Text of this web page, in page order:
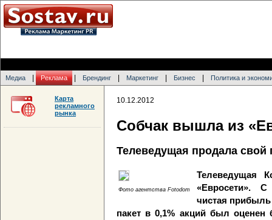
Медиа Реклама Брендинг Маркетинг Бизнес Политика и
10.12.2012
Собчак вышла из
Телеведущая продала свой
Фото агентства Fotodom
Телеведущая
«Евросети». С
чистая
пакет в 0,1% акций был
Карта
рекламного
рынка